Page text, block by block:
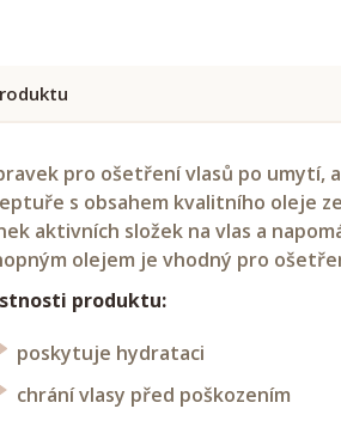
pro ošetření vlasů po umytí,
s obsahem kvalitního oleje
aktivních složek na vlas a
olejem je vhodný pro
produktu:
poskytuje hydrataci
chrání vlasy před poškozením